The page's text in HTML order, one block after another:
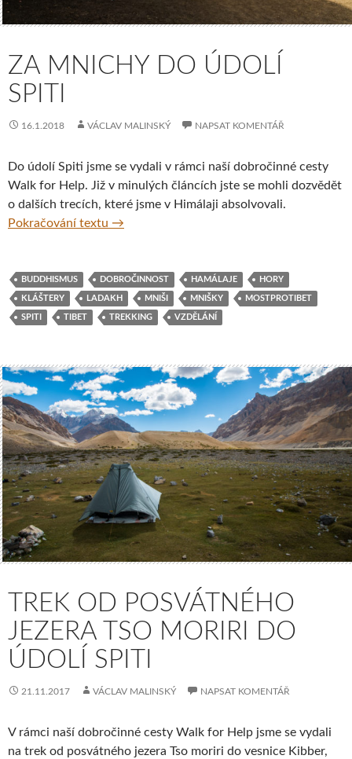
ZA MNICHY DO ÚDOLÍ
SPITI
16.1.2018 VÁCLAV MALINSKÝ NAPSAT KOMENTÁŘ
Do údolí Spiti jsme se vydali v rámci naší dobročinné cesty
Walk for Help. Již v minulých článcích jste se mohli dozvědět
o dalších trecích, které jsme v Himálaji absolvovali.
Pokračování textu Za mnichy do údolí Spiti
→
BUDDHISMUS DOBROČINNOST HAMÁLAJE HORY
KLÁŠTERY LADAKH MNIŠI MNIŠKY MOSTPROTIBET
SPITI TIBET TREKKING VZDĚLÁNÍ
TREK OD POSVÁTNÉHO
JEZERA TSO MORIRI DO
ÚDOLÍ SPITI
21.11.2017 VÁCLAV MALINSKÝ NAPSAT KOMENTÁŘ
V rámci naší dobročinné cesty Walk for Help jsme se vydali
na trek od posvátného jezera Tso moriri do vesnice Kibber,